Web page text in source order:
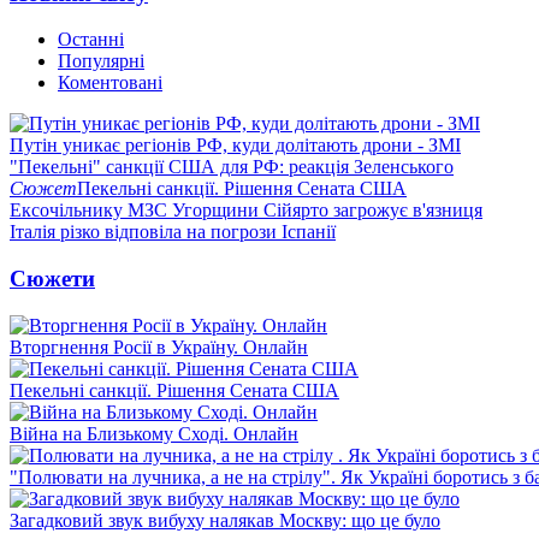
Останні
Популярні
Коментовані
Путін уникає регіонів РФ, куди долітають дрони - ЗМІ
"Пекельні" санкції США для РФ: реакція Зеленського
СюжетПекельні санкції. Рішення Сената США
Ексочільнику МЗС Угорщини Сійярто загрожує в'язниця
Італія різко відповіла на погрози Іспанії
Сюжети
Вторгнення Росії в Україну. Онлайн
Пекельні санкції. Рішення Сената США
Війна на Близькому Сході. Онлайн
"Полювати на лучника, а не на стрілу". Як Україні боротись з
Загадковий звук вибуху налякав Москву: що це було